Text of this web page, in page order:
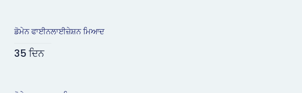
ਡੋਮੇਨ ਫਾਈਨਲਾਈਜ਼ੇਸ਼ਨ ਮਿਆਦ
35 ਦਿਨ